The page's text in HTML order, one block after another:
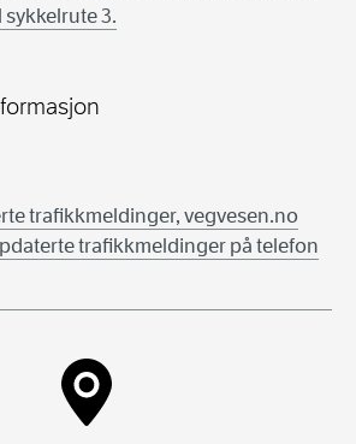
3.
trafikkmeldinger, vegvesen.no
trafikkmeldinger på telefon